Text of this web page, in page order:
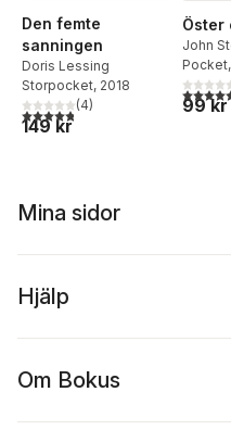
Den femte
sanningen
Doris Lessing
Storpocket, 2018
4,8utav 5 stjärnor. Totalt antal
(4)
149 kr
Öster
John
Pocket
5,0utav
99 kr
Mina sidor
Hjälp
Om Bokus